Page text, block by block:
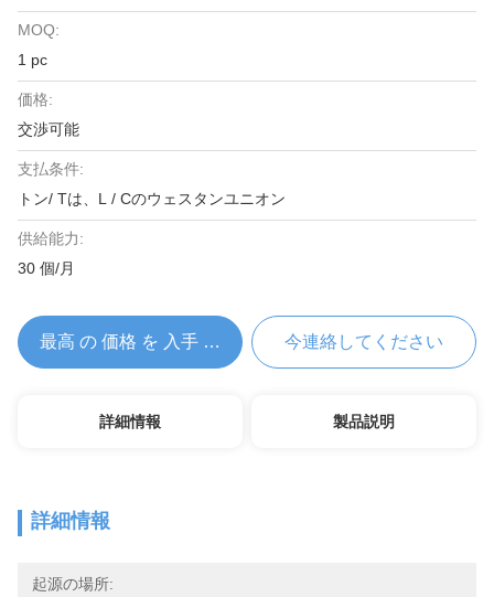
MOQ:
1 pc
価格:
交渉可能
支払条件:
トン/ Tは、L / Cのウェスタンユニオン
供給能力:
30 個/月
最高 の 価格 を 入手 する 今連絡してください
詳細情報 製品説明
詳細情報
起源の場所: